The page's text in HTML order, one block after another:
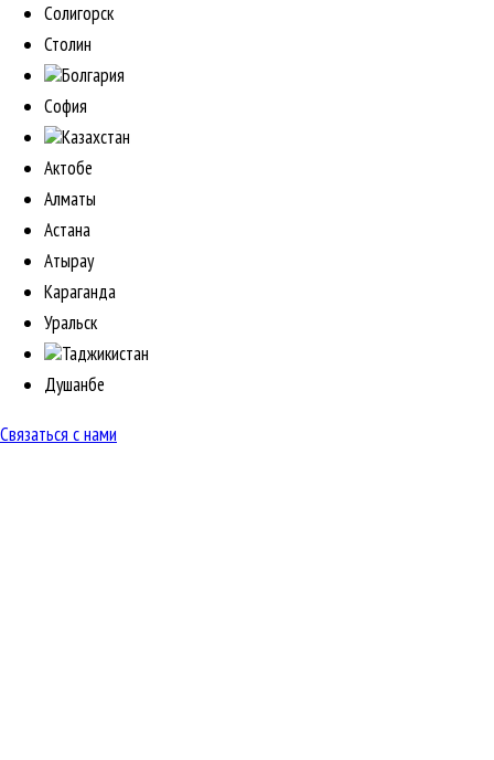
Солигорск
Столин
Болгария
София
Казахстан
Актобе
Алматы
Астана
Атырау
Караганда
Уральск
Таджикистан
Душанбе
Связаться с нами